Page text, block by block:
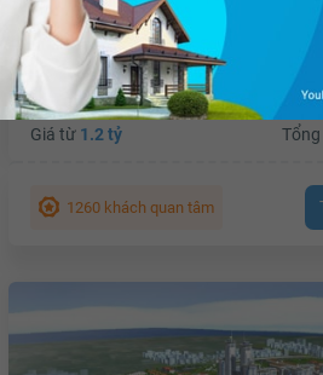
Chung cư FLC Star Tower
Quang Trung, Quận Hà Đông,
Giá từ 1.2 tỷ Tổng
1260 khách quan tâm